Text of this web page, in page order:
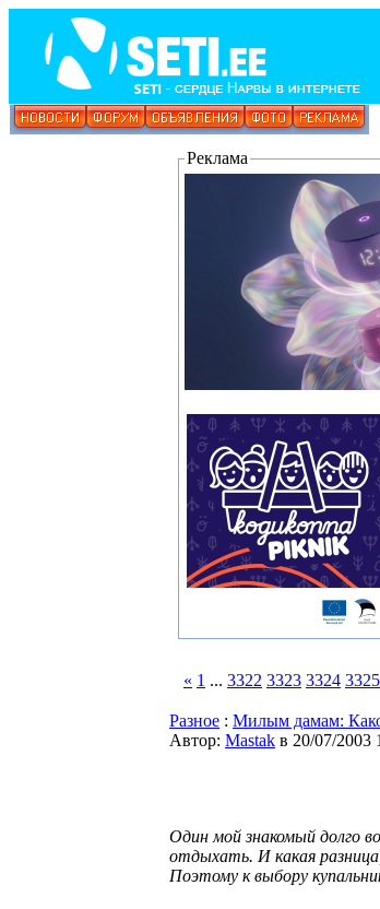
Реклама
« 1 ... 3322 3323 3324 3325
Разное : Милым дамам:
Автор: Мastak в 20/07/2003
Один мой знакомый долго
отдыхать. И какая
Поэтому к выбору